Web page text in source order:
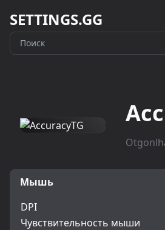
SETTINGS.GG
Мышь
DPI
Чувствительность мыши